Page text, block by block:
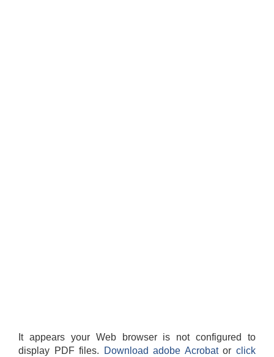
It appears your Web browser is not configured to
display PDF files.
Download adobe Acrobatorclick